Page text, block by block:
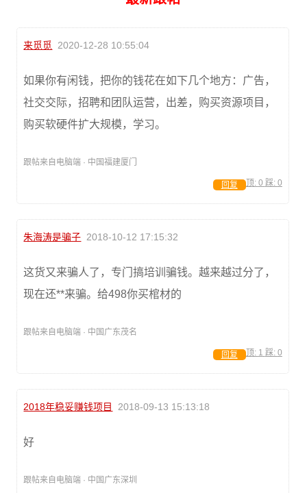
来觅觅 2020-12-28 10:55:04
如果你有闲钱，把你的钱花在如下几个地方：广告，
社交交际，招聘和团队运营，出差，购买资源项目，
购买软硬件扩大规模，学习。
跟帖来自电脑端 · 中国福建厦门
顶: 0 踩: 0
回复
朱海涛是骗子 2018-10-12 17:15:32
这货又来骗人了，专门搞培训骗钱。越来越过分了，
现在还**来骗。给498你买棺材的
跟帖来自电脑端 · 中国广东茂名
顶: 1 踩: 0
回复
2018年稳妥赚钱项目 2018-09-13 15:13:18
好
跟帖来自电脑端 · 中国广东深圳